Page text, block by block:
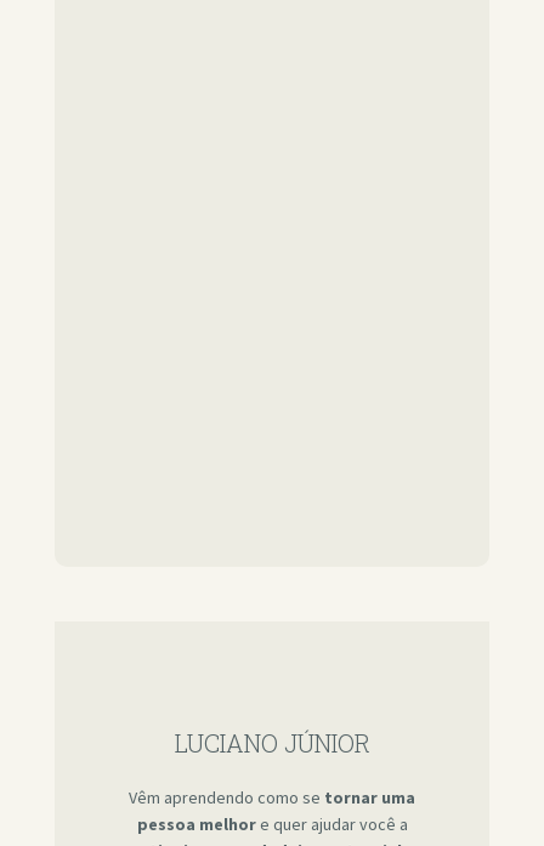
LUCIANO JÚNIOR
Vêm aprendendo como se tornar uma
pessoa melhore quer ajudar você a